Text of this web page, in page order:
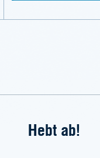
Hebt ab!